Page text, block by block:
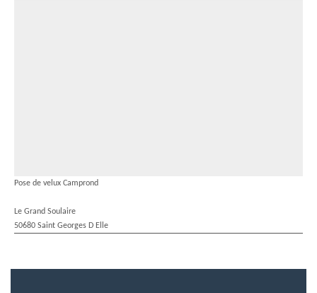
Pose de velux Camprond
Le Grand Soulaire
50680 Saint Georges D Elle